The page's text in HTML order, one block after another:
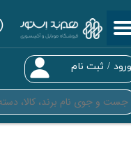
/ ثبت نام
حساب کاربری من
تغییر گذر واژه
سفارشات
خروج از حساب کاربری